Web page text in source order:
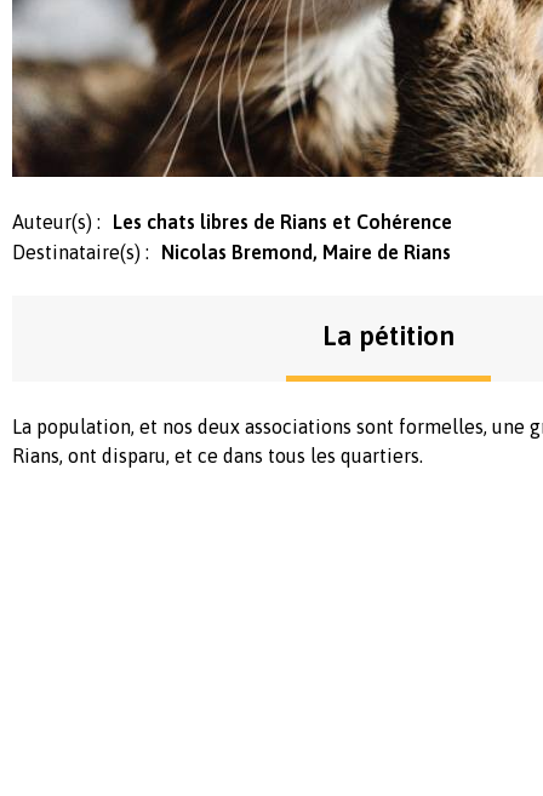
Auteur(s) :
Les chats libres de Rians et Cohérence
Destinataire(s) :
Nicolas Bremond, Maire de Rians
La pétition
La population, et nos deux associations sont formelles, une
Rians, ont disparu, et ce dans tous les quartiers.